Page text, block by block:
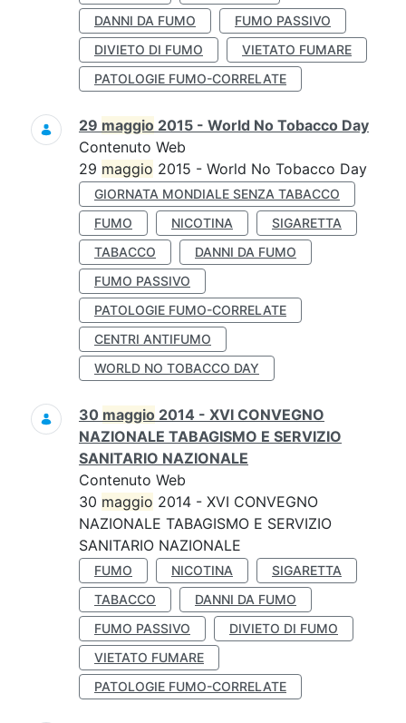
DANNI DA FUMO
FUMO PASSIVO
DIVIETO DI FUMO
VIETATO FUMARE
PATOLOGIE FUMO-CORRELATE
29 maggio 2015 - World No Tobacco Day
Contenuto Web
29 maggio 2015 - World No Tobacco Day
GIORNATA MONDIALE SENZA TABACCO
FUMO
NICOTINA
SIGARETTA
TABACCO
DANNI DA FUMO
FUMO PASSIVO
PATOLOGIE FUMO-CORRELATE
CENTRI ANTIFUMO
WORLD NO TOBACCO DAY
30 maggio 2014 - XVI CONVEGNO
NAZIONALE TABAGISMO E SERVIZIO
SANITARIO NAZIONALE
Contenuto Web
30 maggio 2014 - XVI CONVEGNO
NAZIONALE TABAGISMO E SERVIZIO
SANITARIO NAZIONALE
FUMO NICOTINA
SIGARETTA
TABACCO
DANNI DA FUMO
FUMO PASSIVO
DIVIETO DI FUMO
VIETATO FUMARE
PATOLOGIE FUMO-CORRELATE